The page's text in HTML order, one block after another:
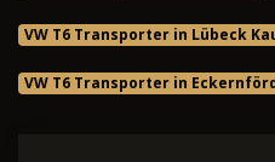
VW T6 Transporter in Lübeck
VW T6 Transporter in